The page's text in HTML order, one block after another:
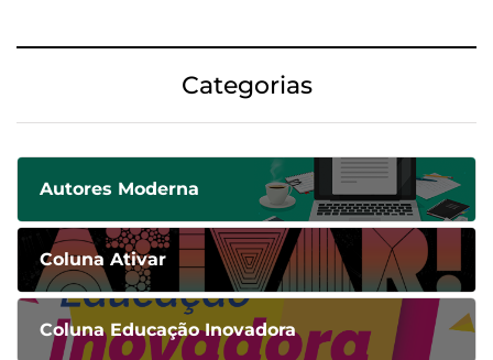
Categorias
Autores Moderna
Coluna Ativar
Coluna Educação Inovadora